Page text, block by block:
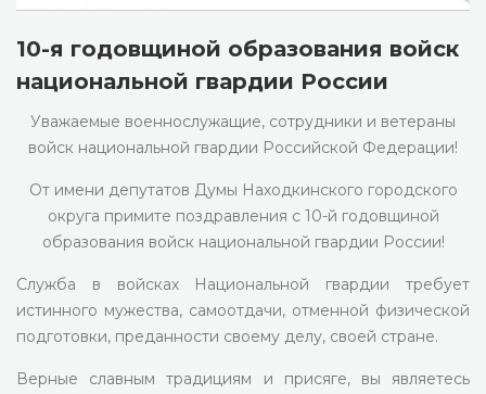
10-я годовщиной образования войск
национальной гвардии России
Уважаемые военнослужащие, сотрудники и ветераны
войск национальной гвардии Российской Федерации!
От имени депутатов Думы Находкинского городского
округа примите поздравления с 10-й годовщиной
образования войск национальной гвардии России!
Служба в войсках Национальной гвардии требует
истинного мужества, самоотдачи, отменной физической
подготовки, преданности своему делу, своей стране.
Верные славным традициям и присяге, вы являетесь